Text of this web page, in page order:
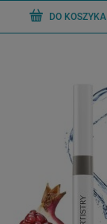
DO KOSZYKA